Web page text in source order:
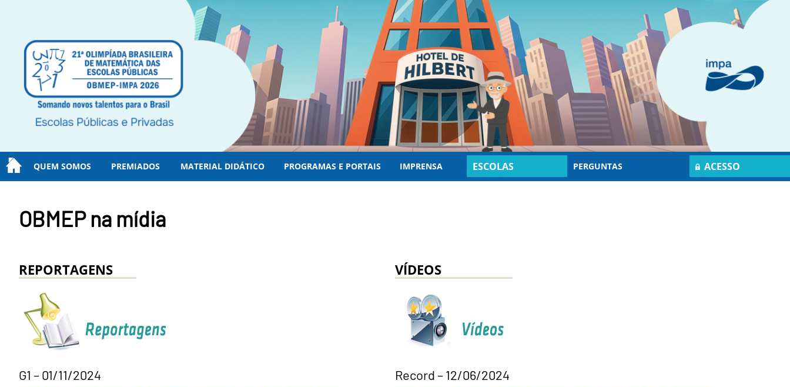
QUEM SOMOS PREMIADOS MATERIAL DIDÁTICO PROGRAMAS E PORTAIS IMPRENSA ESCOLAS PERGUNTAS ACESSO
OBMEP na mídia
REPORTAGENS
G1 – 01/11/2024
VÍDEOS
Record – 12/06/2024